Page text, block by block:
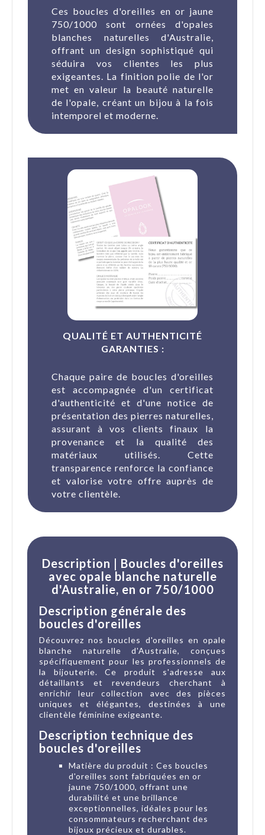
Ces boucles d'oreilles en or jaune
750/1000 sont ornées d'opales
blanches naturelles d'Australie,
offrant un design sophistiqué qui
séduira vos clientes les plus
exigeantes. La finition polie de l'or
met en valeur la beauté naturelle
de l'opale, créant un bijou à la fois
intemporel et moderne.
QUALITÉ ET AUTHENTICITÉ
GARANTIES :
Chaque paire de boucles d'oreilles
est accompagnée d'un certificat
d'authenticité et d'une notice de
présentation des pierres naturelles,
assurant à vos clients finaux la
provenance et la qualité des
matériaux utilisés. Cette
transparence renforce la confiance
et valorise votre offre auprès de
votre clientèle.
Description | Boucles d'oreilles
avec opale blanche naturelle
d'Australie, en or 750/1000
Description générale des
boucles d'oreilles
Découvrez nos boucles d'oreilles en opale
blanche naturelle d'Australie, conçues
spécifiquement pour les professionnels de
la bijouterie. Ce produit s'adresse aux
détaillants et revendeurs cherchant à
enrichir leur collection avec des pièces
uniques et élégantes, destinées à une
clientèle féminine exigeante.
Description technique des
boucles d'oreilles
Matière du produit : Ces boucles
d'oreilles sont fabriquées en or
jaune 750/1000, offrant une
durabilité et une brillance
exceptionnelles, idéales pour les
consommateurs recherchant des
bijoux précieux et durables.